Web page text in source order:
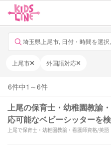
埼玉県上尾市, 日付・時間を選
上尾市 外国語対応
6件中1 ～6件
上尾の保育士・幼稚園教諭
応可能なベビーシッターを
上尾で保育士・幼稚園教諭・看護師資格/英
す。「【看護師×海外シッター経験有り】短